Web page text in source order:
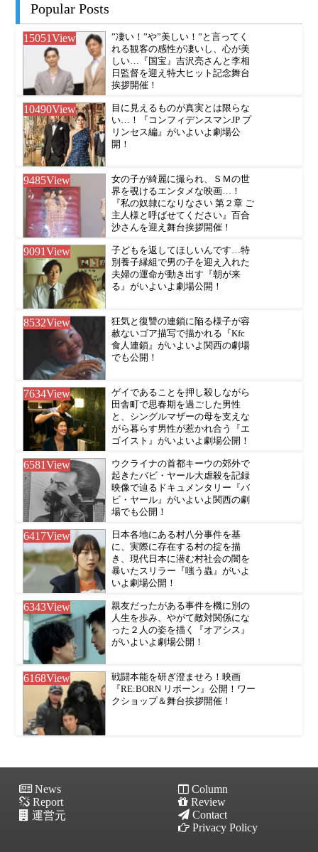
Popular Posts
15051View
”凄い！”や”美しい！”と言ってく
れる観客の感性が凄いし、心が美
しい…『国宝』吉沢亮さんと李相
日監督を迎え特大ヒット記念舞台
挨拶開催！
10490View
目に見えるものが真実とは限らな
い…！『コンフィデンスマンJP プ
リンセス編』がいよいよ劇場公
開！
9485View
女の子が綺麗に撮られ、ＳＭの世
界を覗けるエンタメな映画…！
『私の奴隷になりなさい 第２章 ご
主人様と呼ばせてください』百合
沙さんを迎え舞台挨拶開催！
9091View
子どもを返してほしいんです…特
別養子縁組で男の子を迎え入れた
夫婦の運命が動き出す『朝が来
る』がいよいよ劇場公開！
8532View
狂気と復讐の連鎖に陥る様子が容
赦ないゴア描写で描かれる『Kfc
食人連鎖』がいよいよ関西の劇場
でも公開！
7634View
ゲイであることを押し殺しながら
田舎町で思春期を過ごした男性
と、シングルマザーの母を支えな
がら暮らす男性が惹かれ合う『エ
ゴイスト』がいよいよ劇場公開！
6581View
ウクライナの首都キーウの郊外で
起きたバビ・ヤール大虐殺を記録
映像で辿るドキュメンタリー『バ
ビ・ヤール』がいよいよ関西の劇
場でも公開！
6417View
日本各地にある村八分事件を基
に、実際に存在する村の掟を描
き、現代日本に潜む村社会の闇を
暴いたスリラー『嗤う蟲』がいよ
いよ劇場公開！
6343View
親友だったがある事件を機に別の
人生を歩み、やがて敵対関係にな
った２人の姿を描く『オアシス』
がいよいよ劇場公開！
6168View
戦闘本能を研ぎ澄ませろ！映画
『RE:BORN リボーン』公開！ワー
クショップ＆舞台挨拶開催！
News
Column
Report
Review
運営元
Contact
Privacy Policy